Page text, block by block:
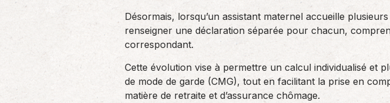
Désormais, lorsqu’un assistant maternel accueille
renseigner une déclaration séparée pour chacun,
correspondant.
Cette évolution vise à permettre un calcul individualisé et
de mode de garde (CMG), tout en facilitant la prise en
matière de retraite et d’assurance chômage.